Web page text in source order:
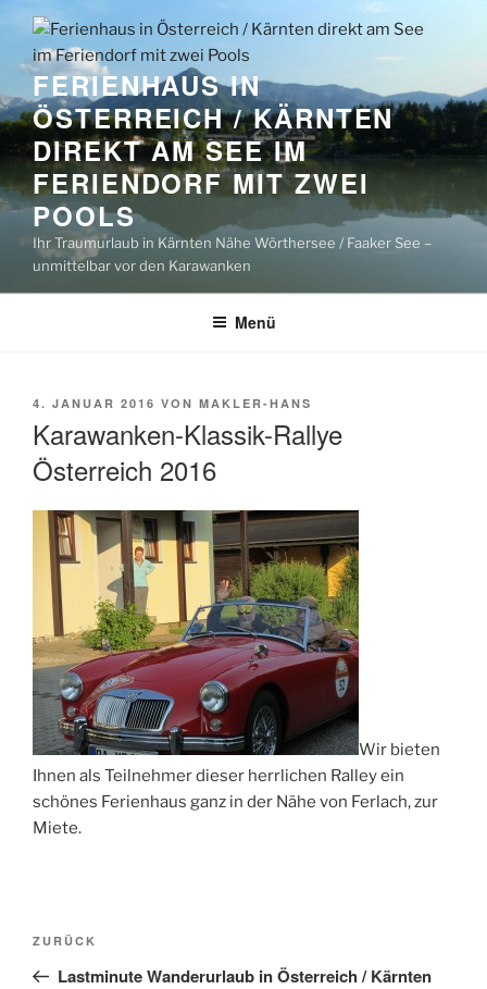
Zum
Inhalt
springen
FERIENHAUS IN
ÖSTERREICH / KÄRNTEN
DIREKT AM SEE IM
FERIENDORF MIT ZWEI
POOLS
Ihr Traumurlaub in Kärnten Nähe Wörthersee / Faaker See –
unmittelbar vor den Karawanken
Menü
VERÖFFENTLICHT
4. JANUAR 2016 VON MAKLER-HANS
Karawanken-Klassik-Rallye
Österreich 2016
Wir bieten
Ihnen als Teilnehmer dieser herrlichen Ralley ein
schönes Ferienhaus ganz in der Nähe von Ferlach, zur
Miete.
Beitragsnavigation
Vorheriger
Beitrag
ZURÜCK
Lastminute Wanderurlaub in Österreich / Kärnten